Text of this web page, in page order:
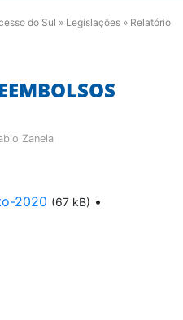
do Sul » Legislações » Relatório
Zanela
2020 (67 kB) •